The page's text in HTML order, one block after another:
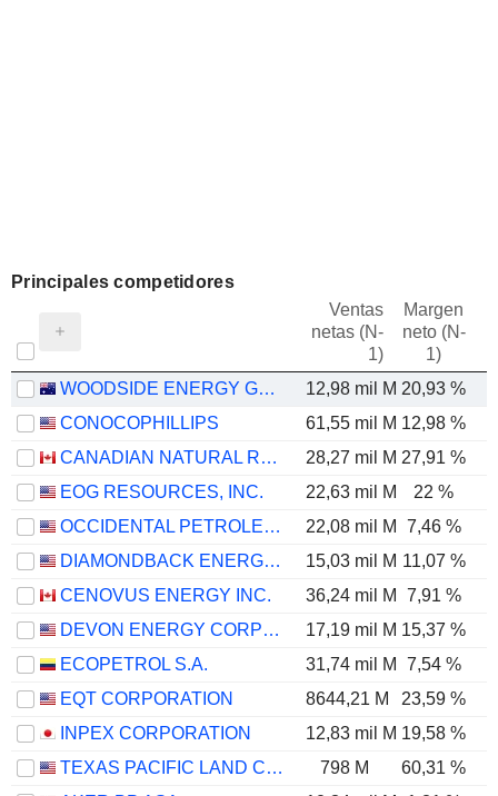
Principales competidores
Ventas
netas (N-
1)
Margen
neto (N-
1)
WOODSIDE ENERGY GROUP LTD 12,98 mil M 20,93 %
CONOCOPHILLIPS
61,55 mil M 12,98 %
CANADIAN NATURAL RESOURCES LIMITED
28,27 mil M 27,91 %
EOG RESOURCES, INC.
22,63 mil M 22 %
OCCIDENTAL PETROLEUM CORPORATION
22,08 mil M 7,46 %
DIAMONDBACK ENERGY, INC.
15,03 mil M 11,07 %
CENOVUS ENERGY INC.
36,24 mil M 7,91 %
DEVON ENERGY CORPORATION
17,19 mil M 15,37 %
ECOPETROL S.A.
31,74 mil M 7,54 %
EQT CORPORATION
8644,21 M 23,59 %
INPEX CORPORATION
12,83 mil M 19,58 %
TEXAS PACIFIC LAND CORPORATION
798 M 60,31 %